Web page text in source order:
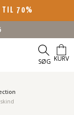
TIL 70%
SØG KURV